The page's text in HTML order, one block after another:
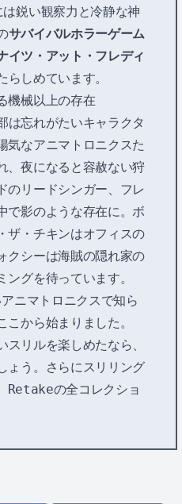
鋭い観察力と冷静な神
サバイバルホラーゲーム
イツ・アット・フレディ
しめています。
機械以上の存在
は忘れがたいキャラクタ
気なアニマトロニクスた
、夜になると容赦ない狩
のリードシンガー、フレ
で影のような存在に。ボ
ザ・チキンはオフィスの
クシーは海賊の隠れ家の
グを待っています。
ニマトロニクスで知ら
から始まりました。
スリルを楽しめたなら、
ょう。さらにスリリング
Retakeの全コレクショ